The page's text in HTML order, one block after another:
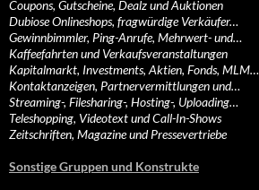
Coupons, Gutscheine, Dealz und Auktionen
Dubiose Onlineshops, fragwürdige Verkäufer…
Gewinnbimmler, Ping-Anrufe, Mehrwert- und…
Kaffeefahrten und Verkaufsveranstaltungen
Kapitalmarkt, Investments, Aktien, Fonds, MLM…
Kontaktanzeigen, Partnervermittlungen und…
Streaming-, Filesharing-, Hosting-, Uploading…
Teleshopping, Videotext und Call-In-Shows
Zeitschriften, Magazine und Pressevertriebe
Sonstige Gruppen und Konstrukte